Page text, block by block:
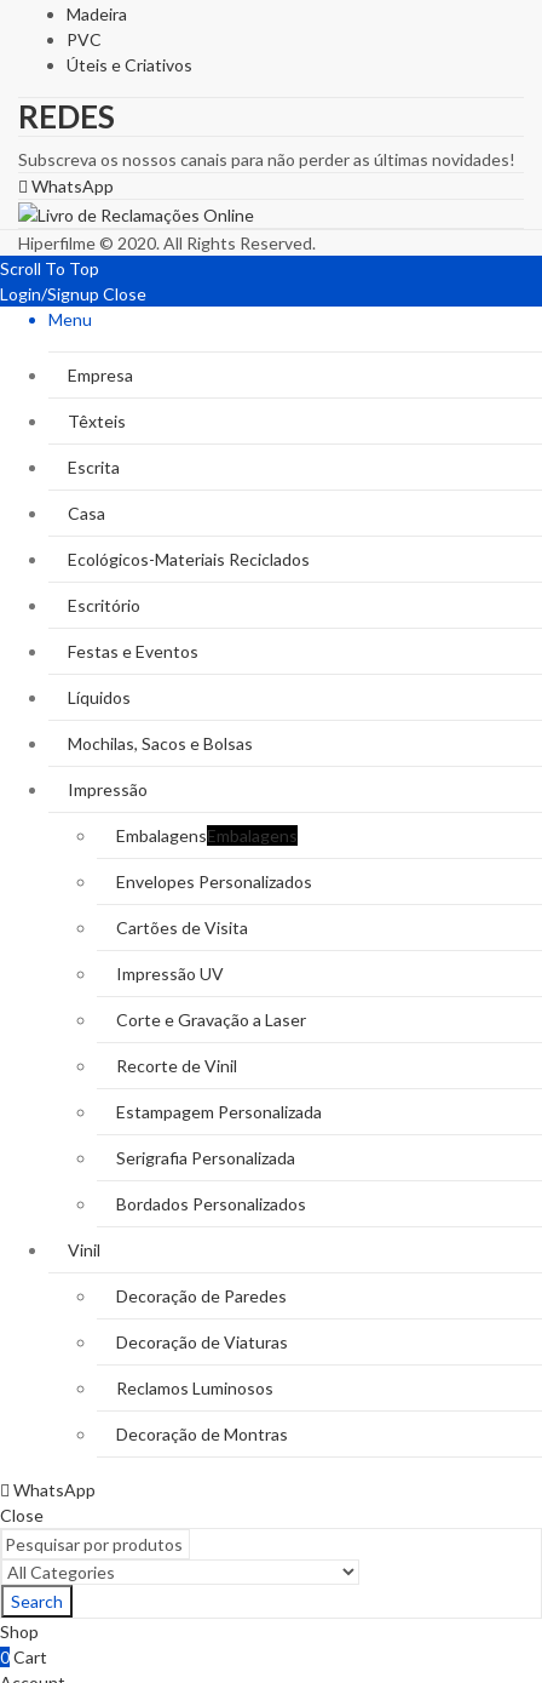
Madeira
PVC
Úteis e Criativos
REDES
Subscreva os nossos canais para não perder as últimas novidades!
WhatsApp
Hiperfilme © 2020. All Rights Reserved.
Scroll To Top
Login/Signup Close
Menu
Empresa
Têxteis
Escrita
Casa
Ecológicos-Materiais Reciclados
Escritório
Festas e Eventos
Líquidos
Mochilas, Sacos e Bolsas
Impressão
EmbalagensEmbalagens
Envelopes Personalizados
Cartões de Visita
Impressão UV
Corte e Gravação a Laser
Recorte de Vinil
Estampagem Personalizada
Serigrafia Personalizada
Bordados Personalizados
Vinil
Decoração de Paredes
Decoração de Viaturas
Reclamos Luminosos
Decoração de Montras
WhatsApp
Close
Search
Shop
0Cart